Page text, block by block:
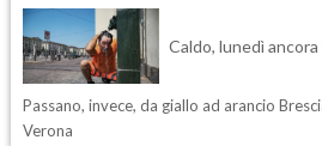
Caldo, lunedì
Passano, invece, da giallo ad arancio
Verona